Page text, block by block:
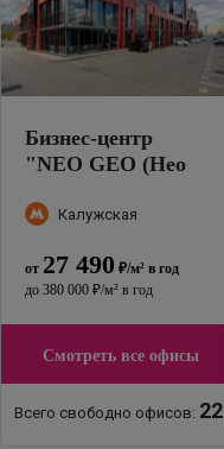
Бизнес-центр
"NEO GEO (Нео
Калужская
от 27 490 ₽/м² в год
до 380 000 ₽/м² в год
Смотреть все офисы
Всего свободно офисов: 22